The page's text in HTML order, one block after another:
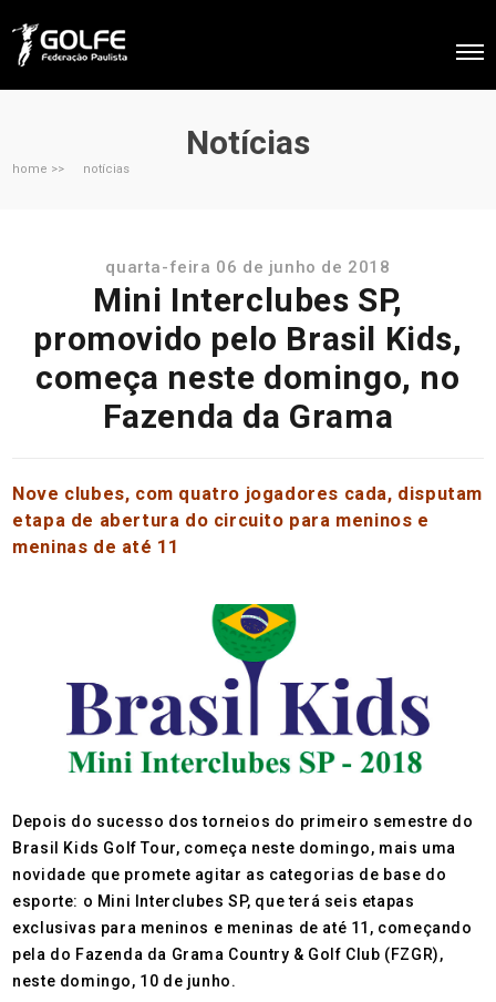
Notícias
home >> notícias
quarta-feira 06 de junho de 2018
Mini Interclubes SP,
promovido pelo Brasil Kids,
começa neste domingo, no
Fazenda da Grama
Nove clubes, com quatro jogadores cada, disputam
etapa de abertura do circuito para meninos e
meninas de até 11
Depois do sucesso dos torneios do primeiro semestre do
Brasil Kids Golf Tour, começa neste domingo, mais uma
novidade que promete agitar as categorias de base do
esporte: o Mini Interclubes SP, que terá seis etapas
exclusivas para meninos e meninas de até 11, começando
pela do Fazenda da Grama Country & Golf Club (FZGR),
neste domingo, 10 de junho.